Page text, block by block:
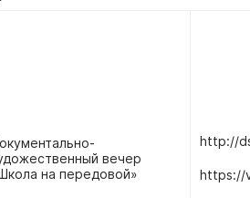
вечер
на передовой»
http://
https://